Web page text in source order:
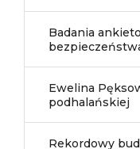
Badania
Ewelina
podhalańskiej
Rekordowy